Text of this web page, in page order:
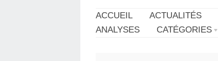
ACCUEIL ACTUALITÉS
ANALYSES
CATÉGORIES